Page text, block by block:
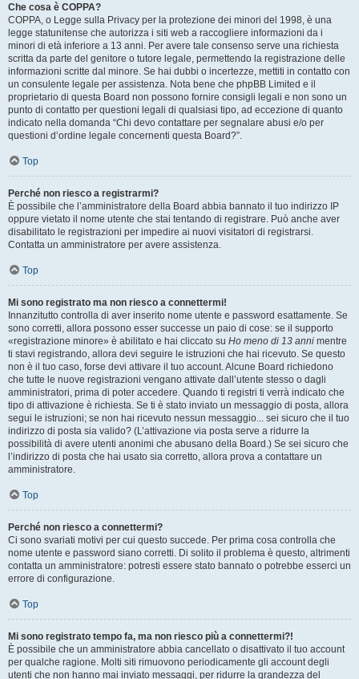
Che cosa è COPPA?
COPPA, o Legge sulla Privacy per la protezione dei minori del 1998, è una
legge statunitense che autorizza i siti web a raccogliere informazioni da i
minori di età inferiore a 13 anni. Per avere tale consenso serve una richiesta
scritta da parte del genitore o tutore legale, permettendo la registrazione delle
informazioni scritte dal minore. Se hai dubbi o incertezze, mettiti in contatto con
un consulente legale per assistenza. Nota bene che phpBB Limited e il
proprietario di questa Board non possono fornire consigli legali e non sono un
punto di contatto per questioni legali di qualsiasi tipo, ad eccezione di quanto
indicato nella domanda “Chi devo contattare per segnalare abusi e/o per
questioni d’ordine legale concernenti questa Board?”.
Top
Perché non riesco a registrarmi?
È possibile che l’amministratore della Board abbia bannato il tuo indirizzo IP
oppure vietato il nome utente che stai tentando di registrare. Può anche aver
disabilitato le registrazioni per impedire ai nuovi visitatori di registrarsi.
Contatta un amministratore per avere assistenza.
Top
Mi sono registrato ma non riesco a connettermi!
Innanzitutto controlla di aver inserito nome utente e password esattamente. Se
sono corretti, allora possono esser successe un paio di cose: se il supporto
«registrazione minore» è abilitato e hai cliccato su Ho meno di 13 anni mentre
ti stavi registrando, allora devi seguire le istruzioni che hai ricevuto. Se questo
non è il tuo caso, forse devi attivare il tuo account. Alcune Board richiedono
che tutte le nuove registrazioni vengano attivate dall’utente stesso o dagli
amministratori, prima di poter accedere. Quando ti registri ti verrà indicato che
tipo di attivazione è richiesta. Se ti è stato inviato un messaggio di posta, allora
segui le istruzioni; se non hai ricevuto nessun messaggio... sei sicuro che il tuo
indirizzo di posta sia valido? (L’attivazione via posta serve a ridurre la
possibilità di avere utenti anonimi che abusano della Board.) Se sei sicuro che
l’indirizzo di posta che hai usato sia corretto, allora prova a contattare un
amministratore.
Top
Perché non riesco a connettermi?
Ci sono svariati motivi per cui questo succede. Per prima cosa controlla che
nome utente e password siano corretti. Di solito il problema è questo, altrimenti
contatta un amministratore: potresti essere stato bannato o potrebbe esserci un
errore di configurazione.
Top
Mi sono registrato tempo fa, ma non riesco più a connettermi?!
È possibile che un amministratore abbia cancellato o disattivato il tuo account
per qualche ragione. Molti siti rimuovono periodicamente gli account degli
utenti che non hanno mai inviato messaggi, per ridurre la grandezza del